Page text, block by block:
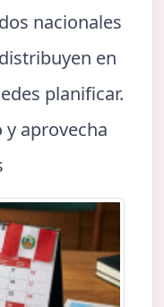
nacionales
en
planificar.
y aprovecha